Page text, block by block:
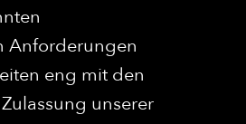
Anforderungen
eng mit den
unserer